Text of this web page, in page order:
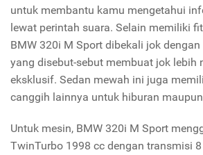
untuk membantu kamu mengetahui
lewat perintah suara. Selain memiliki
BMW 320i M Sport dibekali jok
yang disebut-sebut membuat jok lebih
eksklusif. Sedan mewah ini juga
canggih lainnya untuk hiburan
Untuk mesin, BMW 320i M Sport
TwinTurbo 1998 cc dengan transmisi